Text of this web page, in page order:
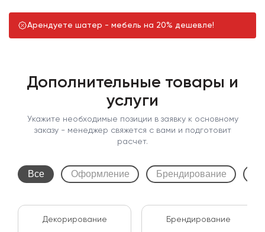
Арендуете шатер - мебель на 20% дешевле!
Дополнительные товары и
услуги
Укажите необходимые позиции в заявку к основному
заказу - менеджер свяжется с вами и подготовит
расчет.
Все Оформление Брендирование
Декорирование Брендирование